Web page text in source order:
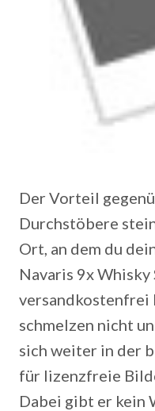
Der Vorteil
Durchstöbere
Ort, an dem du
Navaris 9x
versandkostenfrei
schmelzen nicht
sich weiter in der
für lizenzfreie
Dabei gibt er kein